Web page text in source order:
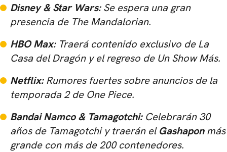
Disney & Star Wars:Se espera una gran
presencia de The Mandalorian.
HBO Max:Traerá contenido exclusivo deLa
Casa del Dragóny el regreso de Un Show Más.
Netflix:Rumores fuertes sobre anuncios de la
temporada 2 de One Piece.
Bandai Namco & Tamagotchi:Celebrarán 30
años de Tamagotchi y traerán elGashaponmás
grande con más de 200 contenedores.